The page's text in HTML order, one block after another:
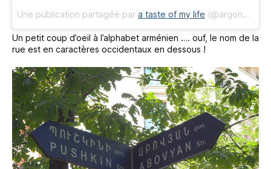
Une publication partagée par a taste of my life (@argone69) le
Un petit coup d’oeil à l’alphabet arménien …. ouf, le nom de la
rue est en caractères occidentaux en dessous !